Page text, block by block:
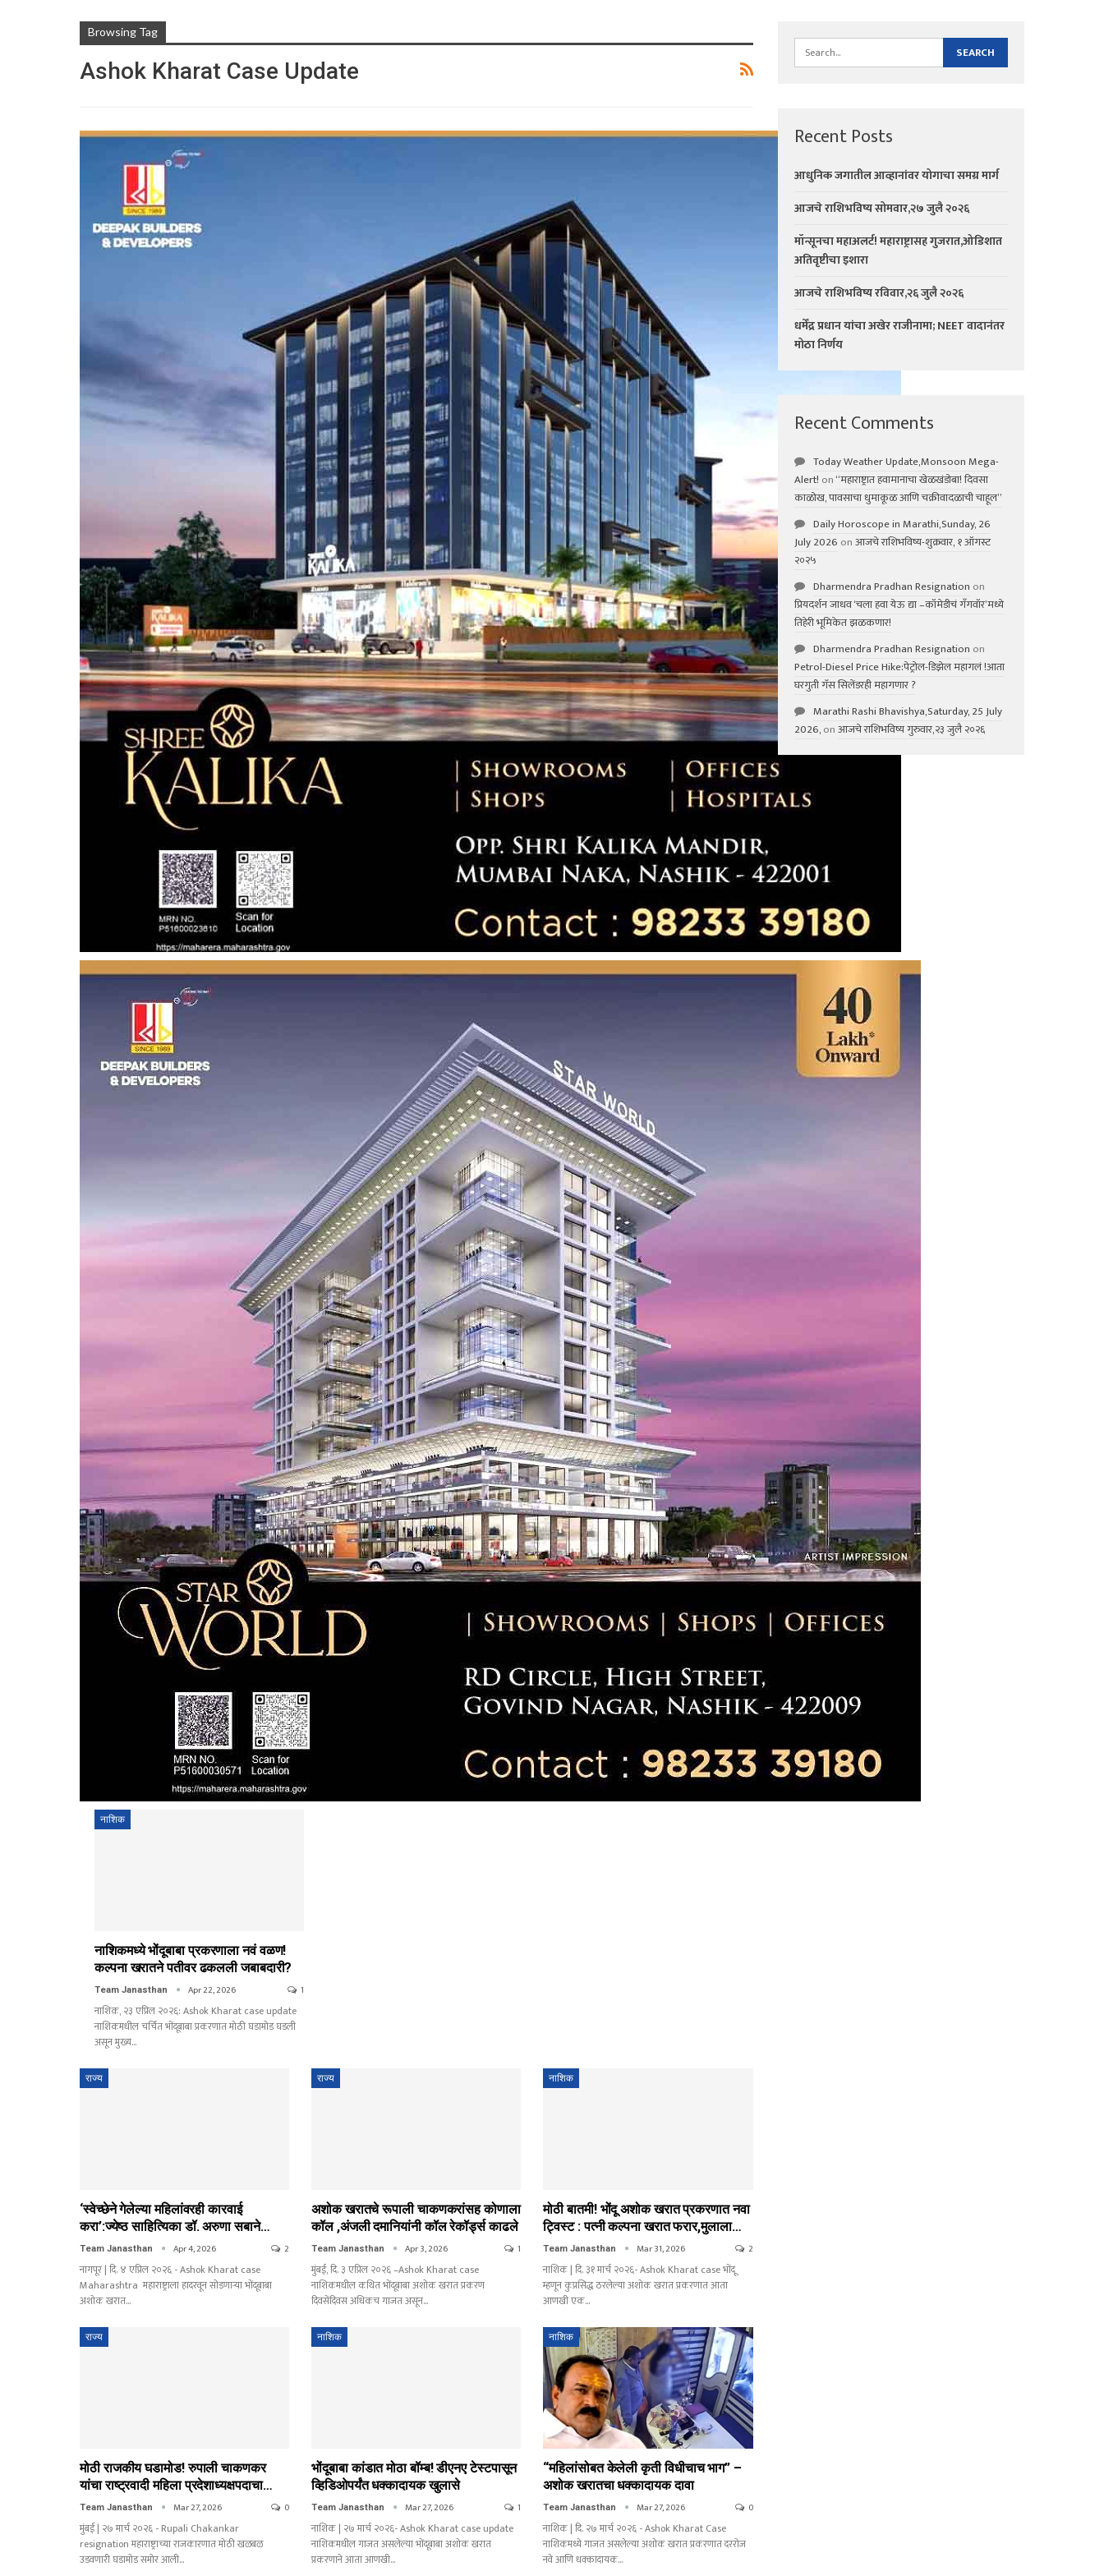
Browsing Tag
Ashok Kharat Case Update
नाशिक
नाशिकमध्ये भोंदूबाबा प्रकरणाला नवं वळण!
कल्पना खरातने पतीवर ढकलली जबाबदारी?
Team Janasthan Apr 22, 2026 1
नाशिक, २३ एप्रिल २०२६: Ashok Kharat case update
नाशिकमधील चर्चित भोंदूबाबा प्रकरणात मोठी घडामोड घडली
असून मुख्य…
राज्य
‘स्वेच्छेने गेलेल्या महिलांवरही कारवाई
करा’:ज्येष्ठ साहित्यिका डॉ. अरुणा सबाने…
Team Janasthan Apr 4, 2026 2
नागपूर | दि. ४ एप्रिल २०२६ - Ashok Kharat case
Maharashtra महाराष्ट्राला हादरवून सोडणाऱ्या भोंदूबाबा
अशोक खरात…
राज्य
अशोक खरातचे रूपाली चाकणकरांसह कोणाला
कॉल ,अंजली दमानियांनी कॉल रेकॉर्ड्स काढले
Team Janasthan Apr 3, 2026 1
मुंबई, दि. ३ एप्रिल २०२६ –Ashok Kharat case
नाशिकमधील कथित भोंदूबाबा अशोक खरात प्रकरण
दिवसेंदिवस अधिकच गाजत असून…
नाशिक
मोठी बातमी! भोंदू अशोक खरात प्रकरणात नवा
ट्विस्ट : पत्नी कल्पना खरात फरार,मुलाला…
Team Janasthan Mar 31, 2026 2
नाशिक | दि. ३१ मार्च २०२६- Ashok Kharat case भोंदू
म्हणून कुप्रसिद्ध ठरलेल्या अशोक खरात प्रकरणात आता
आणखी एक…
राज्य
मोठी राजकीय घडामोड! रुपाली चाकणकर
यांचा राष्ट्रवादी महिला प्रदेशाध्यक्षपदाचा…
Team Janasthan Mar 27, 2026 0
मुंबई | २७ मार्च २०२६ - Rupali Chakankar
resignation महाराष्ट्राच्या राजकारणात मोठी खळबळ
उडवणारी घडामोड समोर आली…
नाशिक
भोंदूबाबा कांडात मोठा बॉम्ब! डीएनए टेस्टपासून
व्हिडिओपर्यंत धक्कादायक खुलासे
Team Janasthan Mar 27, 2026 1
नाशिक | २७ मार्च २०२६- Ashok Kharat case update
नाशिकमधील गाजत असलेल्या भोंदूबाबा अशोक खरात
प्रकरणाने आता आणखी…
नाशिक
“महिलांसोबत केलेली कृती विधीचाच भाग” –
अशोक खरातचा धक्कादायक दावा
Team Janasthan Mar 27, 2026 0
नाशिक | दि. २७ मार्च २०२६ - Ashok Kharat Case
नाशिकमध्ये गाजत असलेल्या अशोक खरात प्रकरणात दररोज
नवे आणि धक्कादायक…
Recent Posts
आधुनिक जगातील आव्हानांवर योगाचा समग्र मार्ग
आजचे राशिभविष्य सोमवार,२७ जुलै २०२६
मॉन्सूनचा महाअलर्ट! महाराष्ट्रासह गुजरात,ओडिशात
अतिवृष्टीचा इशारा
आजचे राशिभविष्य रविवार,२६ जुलै २०२६
धर्मेंद्र प्रधान यांचा अखेर राजीनामा; NEET वादानंतर
मोठा निर्णय
Recent Comments
Today Weather Update,Monsoon Mega-
Alert! on“महाराष्ट्रात हवामानाचा खेळखंडोबा! दिवसा
काळोख, पावसाचा धुमाकूळ आणि चक्रीवादळाची चाहूल”
Daily Horoscope in Marathi,Sunday, 26
July 2026 onआजचे राशिभविष्य-शुक्रवार, १ ऑगस्ट
२०२५
Dharmendra Pradhan Resignation on
प्रियदर्शन जाधव ‘चला हवा येऊ द्या –कॉमेडीचं गॅंगवॉर’मध्ये
तिहेरी भूमिकेत झळकणार!
Dharmendra Pradhan Resignation on
Petrol-Diesel Price Hike:पेट्रोल-डिझेल महागलं !आता
घरगुती गॅस सिलेंडरही महागणार ?
Marathi Rashi Bhavishya,Saturday, 25 July
2026,onआजचे राशिभविष्य गुरुवार,२३ जुलै २०२६